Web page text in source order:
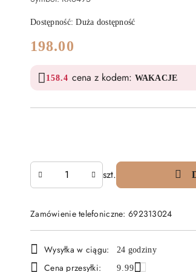
Dostępność:Duża dostępność
cena:
198.00
158.4 cena z kodem: WAKACJE
szt.
Zamówienie telefoniczne: 692313024
Dostępność
i
Wysyłka w ciągu: 24 godziny
Cena przesyłki: 9.99